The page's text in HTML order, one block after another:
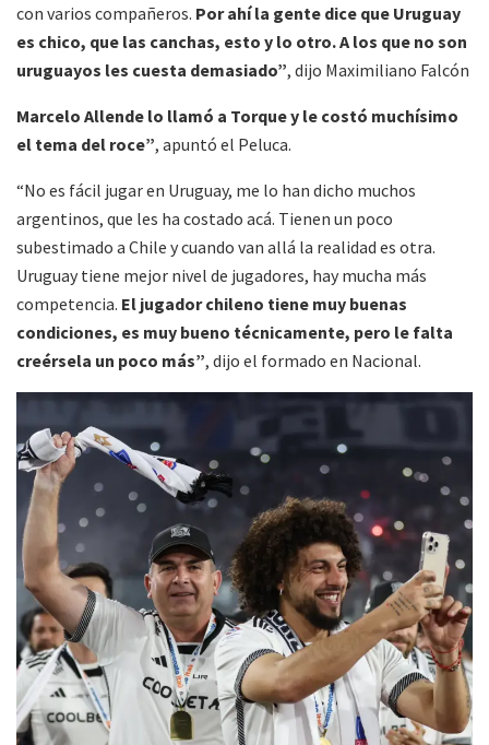
con varios compañeros. Por ahí la gente dice que Uruguay
es chico, que las canchas, esto y lo otro. A los que no son
uruguayos les cuesta demasiado”, dijo Maximiliano Falcón
Marcelo Allende lo llamó a Torque y le costó muchísimo
el tema del roce”, apuntó el Peluca.
“No es fácil jugar en Uruguay, me lo han dicho muchos
argentinos, que les ha costado acá. Tienen un poco
subestimado a Chile y cuando van allá la realidad es otra.
Uruguay tiene mejor nivel de jugadores, hay mucha más
competencia. El jugador chileno tiene muy buenas
condiciones, es muy bueno técnicamente, pero le falta
creérsela un poco más”, dijo el formado en Nacional.